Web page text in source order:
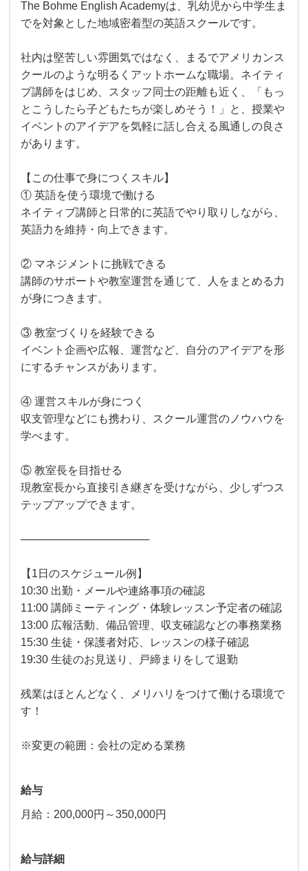
The Bohme English Academyは、乳幼児から中学生ま
でを対象とした地域密着型の英語スクールです。
社内は堅苦しい雰囲気ではなく、まるでアメリカンス
クールのような明るくアットホームな職場。ネイティ
ブ講師をはじめ、スタッフ同士の距離も近く、「もっ
とこうしたら子どもたちが楽しめそう！」と、授業や
イベントのアイデアを気軽に話し合える風通しの良さ
があります。
【この仕事で身につくスキル】
① 英語を使う環境で働ける
ネイティブ講師と日常的に英語でやり取りしながら、
英語力を維持・向上できます。
② マネジメントに挑戦できる
講師のサポートや教室運営を通じて、人をまとめる力
が身につきます。
③ 教室づくりを経験できる
イベント企画や広報、運営など、自分のアイデアを形
にするチャンスがあります。
④ 運営スキルが身につく
収支管理などにも携わり、スクール運営のノウハウを
学べます。
⑤ 教室長を目指せる
現教室長から直接引き継ぎを受けながら、少しずつス
テップアップできます。
─────────────────
【1日のスケジュール例】
10:30 出勤・メールや連絡事項の確認
11:00 講師ミーティング・体験レッスン予定者の確認
13:00 広報活動、備品管理、収支確認などの事務業務
15:30 生徒・保護者対応、レッスンの様子確認
19:30 生徒のお見送り、戸締まりをして退勤
残業はほとんどなく、メリハリをつけて働ける環境で
す！
※変更の範囲：会社の定める業務
給与
月給：200,000円～350,000円
給与詳細